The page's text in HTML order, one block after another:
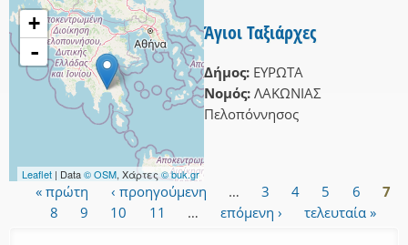
+
-
Leaflet | Data© OSM, Χάρτες© buk.gr
Άγιοι Ταξιάρχες
Δήμος: ΕΥΡΩΤΑ
Νομός: ΛΑΚΩΝΙΑΣ
Πελοπόννησος
Σελίδες
« πρώτη ‹ προηγούμενη … 3 4 5 6
7
8
9 10 11 … επόμενη › τελευταία »